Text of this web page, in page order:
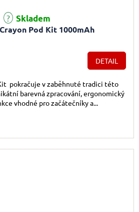
Pod Kit 1000mAh
je 5,0 z 5 hvězdiček.
Skladem
DETAIL
pokračuje v zaběhnuté tradici této
barevná zpracování, ergonomický
vhodné pro začátečníky a...